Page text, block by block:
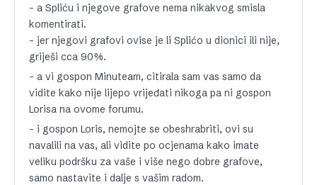
– a Spliću i njegove grafove nema nikakvog smisla
komentirati.
– jer njegovi grafovi ovise je li Splićo u dionici ili nije,
griješi cca 90%.
– a vi gospon Minuteam, citirala sam vas samo da
vidite kako nije lijepo vrijeđati nikoga pa ni gospon
Lorisa na ovome forumu.
– i gospon Loris, nemojte se obeshrabriti, ovi su
navalili na vas, ali vidite po ocjenama kako imate
veliku podršku za vaše i više nego dobre grafove,
samo nastavite i dalje s vašim radom.